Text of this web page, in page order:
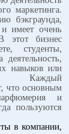
маркетинга.
бэкграунда,
имеет очень
этот бизнес
студенты,
навыков или
Каждый
что основным
и
пользуются
в компании,